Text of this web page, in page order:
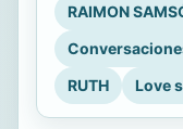
RAIMON
RUTH
Love